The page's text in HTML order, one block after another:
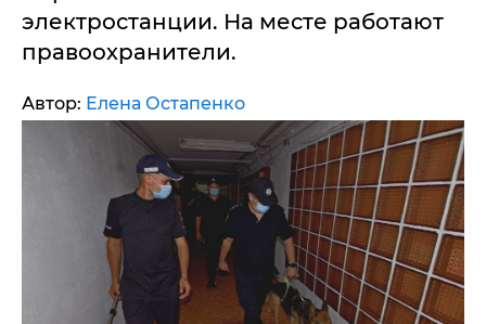
электростанции. На месте работают
правоохранители.
Автор: Елена Остапенко